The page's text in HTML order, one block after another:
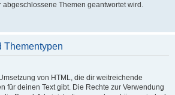
abgeschlossene Themen geantwortet wird.
Thementypen
von HTML, die dir weitreichende
für deinen Text gibt. Die Rechte zur Verwendung